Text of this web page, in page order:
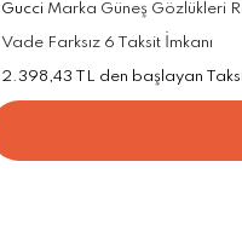
Gucci Marka Güneş Gözlükleri
Vade Farksız 6 Taksit İmkanı
2.398,43 TL den başlayan